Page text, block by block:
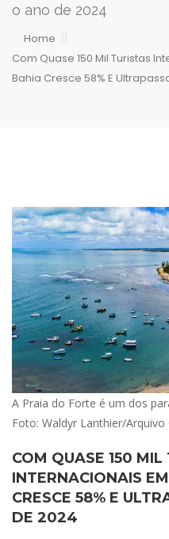
o ano de 2024
Home
Com Quase 150 Mil Turistas
Bahia Cresce 58% E
A Praia do Forte é um dos
Foto: Waldyr Lanthier/Arquivo
COM QUASE 150 MIL
INTERNACIONAIS
CRESCE 58% E
DE 2024